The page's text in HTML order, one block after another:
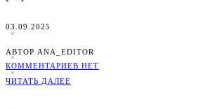
03.09.2025
АВТОР ANA_EDITOR
КОММЕНТАРИЕВ НЕТ
ЧИТАТЬ ДАЛЕЕ